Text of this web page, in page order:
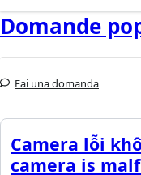
Domande
Fai una domanda
Camera lỗi
camera is